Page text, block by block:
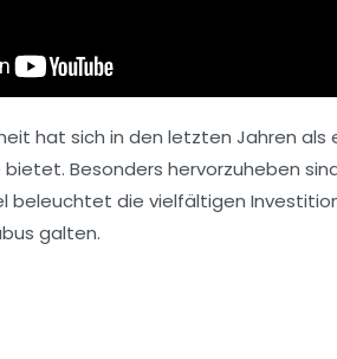
hat sich in den letzten Jahren als
bietet. Besonders hervorzuheben
beleuchtet die vielfältigen
galten.